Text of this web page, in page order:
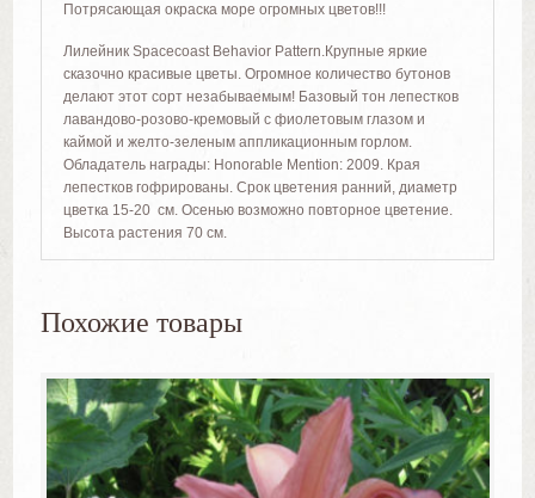
Потрясающая окраска море огромных цветов!!!
Лилейник Spacecoast Behavior Pattern.Крупные яркие
сказочно красивые цветы. Огромное количество бутонов
делают этот сорт незабываемым! Базовый тон лепестков
лавандово-розово-кремовый с фиолетовым глазом и
каймой и желто-зеленым аппликационным горлом.
Обладатель награды: Honorable Mention: 2009. Края
лепестков гофрированы. Срок цветения ранний, диаметр
цветка 15-20 см. Осенью возможно повторное цветение.
Высота растения 70 см.
Похожие товары